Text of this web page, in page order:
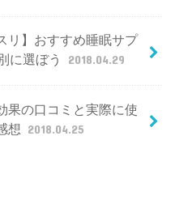
リ】おすすめ睡眠サプ
に選ぼう
2018.04.29
果の口コミと実際に使
想 2018.04.25